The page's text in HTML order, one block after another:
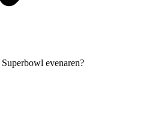
evenaren?